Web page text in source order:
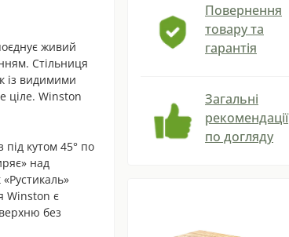
Повернення
товару та
гарантія
Загальні
рекомендації
по догляду
живий
Стільниця
із видимими
ціле. Winston
кутом 45° по
над
Winston є
без